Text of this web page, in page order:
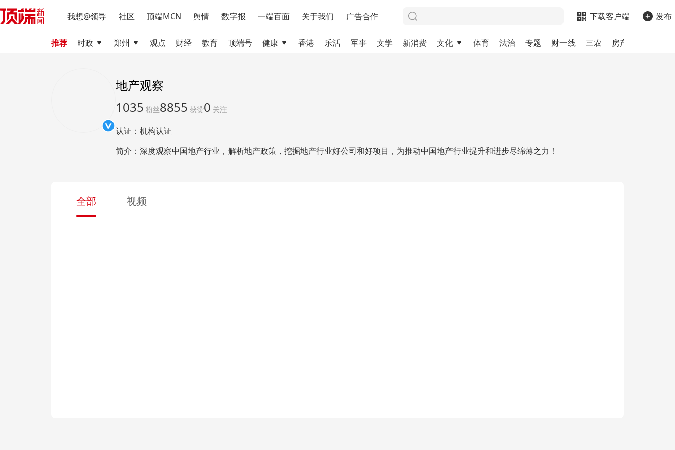
我想@领导 社区 顶端MCN 舆情 数字报 一端百面 关于我们 广告合作 下载客户端 发布
推荐 时政 郑州 观点 财经 教育 顶端号 健康 香港 乐活 军事 文学 新消费 文化 体育 法治 专题 财一线 三农 房产
地产观察
1035 粉丝8855 获赞0 关注
认证：机构认证
简介：深度观察中国地产行业，解析地产政策，挖掘地产行业好公司和好项目，为推动中国地产行业提升和进步尽绵薄之力！
全部 视频